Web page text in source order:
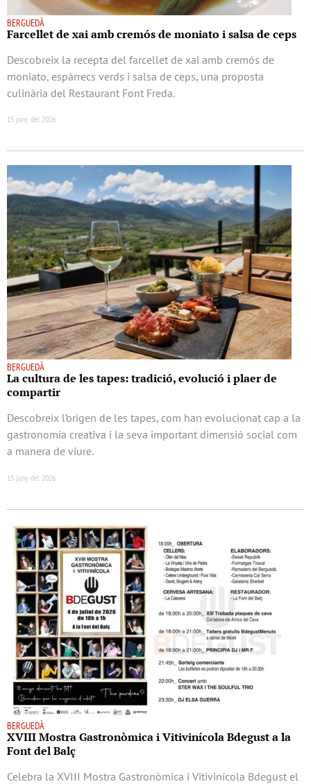
BERGUEDÀ
Farcellet de xai amb cremós de moniato i salsa de ceps
Descobreix la recepta del farcellet de xai amb cremós de
moniato, espàrrecs verds i salsa de ceps, una proposta
culinària del Restaurant Font Freda.
15 juny del 2026
BERGUEDÀ
La cultura de les tapes: tradició, evolució i plaer de
compartir
Descobreix l’origen de les tapes, com han evolucionat cap a la
gastronomia creativa i la seva important dimensió social com
a manera de viure.
15 juny del 2026
BERGUEDÀ
XVIII Mostra Gastronòmica i Vitivinícola Bdegust a la
Font del Balç
Celebra la XVIII Mostra Gastronòmica i Vitivinícola Bdegust el